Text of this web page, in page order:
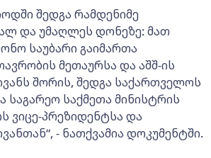
შედგა რამდენიმე
და უმაღლეს დონეზე: მათ
საუბარი გაიმართა
მეთაურსა და აშშ-ის
შორის, შედგა საქართველოს
საგარეო საქმეთა მინისტრის
ვიცე-პრეზიდენტსა და
- ნათქვამია დოკუმენტში.